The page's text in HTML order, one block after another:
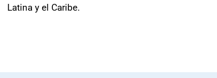
Latina y el Caribe.